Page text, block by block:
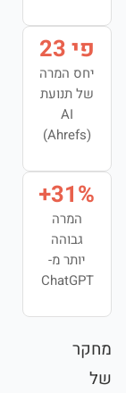
פי 23
יחס המרה
של תנועת
AI
(Ahrefs)
31%+
המרה
גבוהה
יותר מ-
ChatGPT
מחקר
של